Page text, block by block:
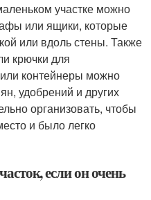
участке можно
или ящики, которые
или вдоль стены. Также
крючки для
контейнеры можно
удобрений и других
организовать, чтобы
и было легко
если он очень